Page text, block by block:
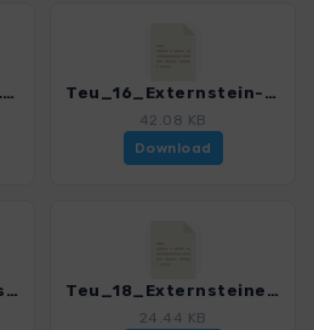
Teu_15_Sandebeck-Leopoldstal_4020_7.gpx Teu_16_Externstein-Silbermuehle-Velmerstot_4020_7.gpx
42.08 KB
Download
Teu_17_Waldschloesschen-Externsteine_4020_7.gpx Teu_18_Externsteine-Barnacken_4020_7.gpx
24.44 KB